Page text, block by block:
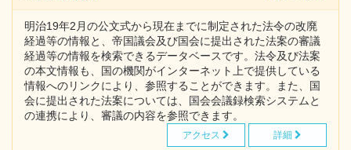
明治19年2月の公文式から現在までに制定された法令の改廃
経過等の情報と、帝国議会及び国会に提出された法案の審議
経過等の情報を検索できるデータベースです。法令及び法案
の本文情報も、国の機関がインターネット上で提供している
情報へのリンクにより、参照することができます。また、国
会に提出された法案については、国会会議録検索システムと
の連携により、審議の内容を参照できます。
アクセス 詳細